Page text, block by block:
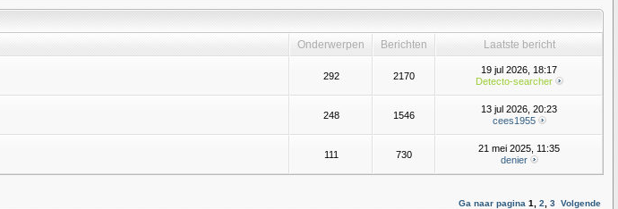
Onderwerpen Berichten
Laatste bericht
292 2170
19 jul 2026, 18:17
Detecto-searcher
248 1546
13 jul 2026, 20:23
cees1955
111 730
21 mei 2025, 11:35
denier
Ga naar pagina 1 2 3 Volgende